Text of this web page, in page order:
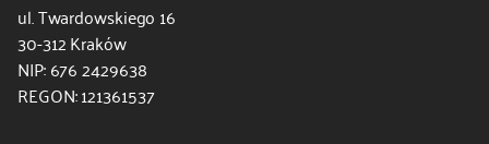
ul. Twardowskiego 16
30-312 Kraków
NIP: 676 2429638
REGON: 121361537